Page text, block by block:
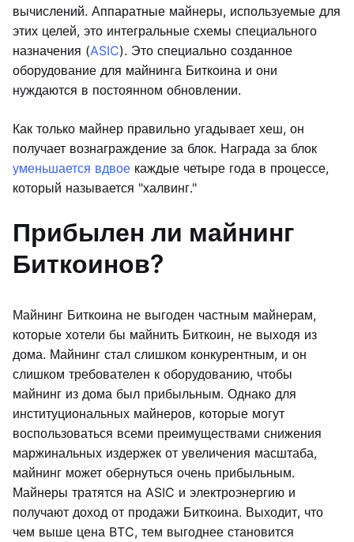
вычислений. Аппаратные майнеры, используемые для
этих целей, это интегральные схемы специального
назначения (ASIC). Это специально созданное
оборудование для майнинга Биткоина и они
нуждаются в постоянном обновлении.
Как только майнер правильно угадывает хеш, он
получает вознаграждение за блок. Награда за блок
уменьшается вдвое каждые четыре года в процессе,
который называется "халвинг."
Прибылен ли майнинг
Биткоинов?
Майнинг Биткоина не выгоден частным майнерам,
которые хотели бы майнить Биткоин, не выходя из
дома. Майнинг стал слишком конкурентным, и он
слишком требователен к оборудованию, чтобы
майнинг из дома был прибыльным. Однако для
институциональных майнеров, которые могут
воспользоваться всеми преимуществами снижения
маржинальных издержек от увеличения масштаба,
майнинг может обернуться очень прибыльным.
Майнеры тратятся на ASIC и электроэнергию и
получают доход от продажи Биткоина. Выходит, что
чем выше цена BTC, тем выгоднее становится